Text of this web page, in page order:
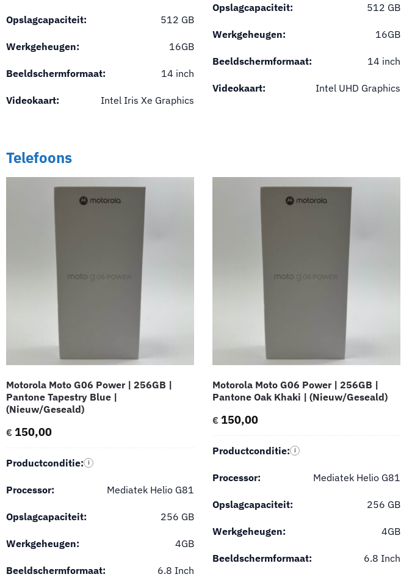
Opslagcapaciteit: 512 GB
Werkgeheugen: 16GB
Beeldschermformaat: 14 inch
Videokaart: Intel Iris Xe Graphics
Opslagcapaciteit: 512 GB
Werkgeheugen: 16GB
Beeldschermformaat: 14 inch
Videokaart: Intel UHD Graphics
Telefoons
Motorola Moto G06 Power | 256GB |
Pantone Tapestry Blue |
(Nieuw/Geseald)
€ 150,00
Productconditie: i
Processor: Mediatek Helio G81
Opslagcapaciteit: 256 GB
Werkgeheugen: 4GB
Beeldschermformaat: 6.8 Inch
Motorola Moto G06 Power | 256GB |
Pantone Oak Khaki | (Nieuw/Geseald)
€ 150,00
Productconditie: i
Processor: Mediatek Helio G81
Opslagcapaciteit: 256 GB
Werkgeheugen: 4GB
Beeldschermformaat: 6.8 Inch